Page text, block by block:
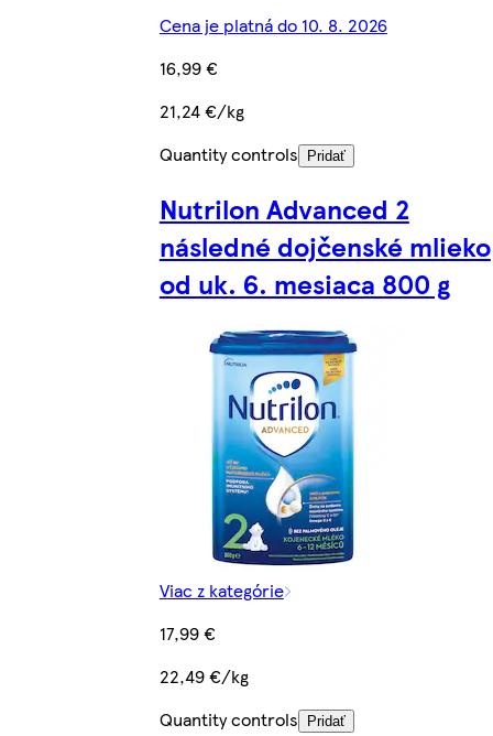
Cena je platná do 10. 8. 2026
16,99 €
21,24 €/kg
Quantity controls
Pridať
Nutrilon Advanced 2
následné dojčenské mlieko
od uk. 6. mesiaca 800 g
Viac z kategórie
17,99 €
22,49 €/kg
Quantity controls
Pridať